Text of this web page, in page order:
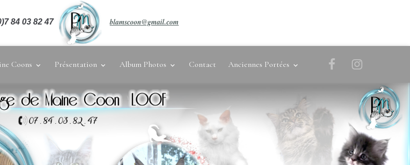
84 03 82 47 blamscoon@gmail.com
Coons Présentation Album Photos Contact Anciennes Portées